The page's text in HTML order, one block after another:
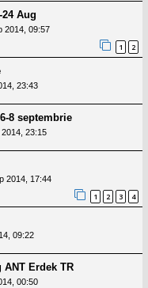
Aug
2014, 09:57
1 2
23:43
8 septembrie
23:15
2014, 17:44
1 2 3 4
09:22
ANT Erdek TR
00:50